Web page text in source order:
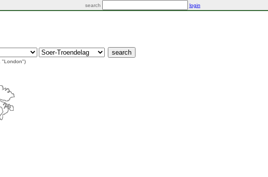
search login
"London")